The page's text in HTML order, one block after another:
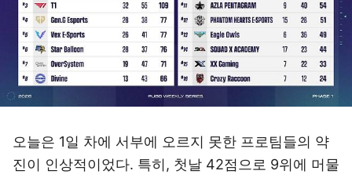
오늘은 1일 차에 서부에 오르지 못한 프로팀들의 약
진이 인상적이었다. 특히, 첫날 42점으로 9위에 머물